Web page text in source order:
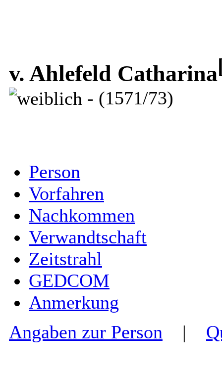
v. Ahlefeld Catharina
- (1571/73)
Person
Vorfahren
Nachkommen
Verwandtschaft
Zeitstrahl
GEDCOM
Anmerkung
Angaben zur Person |